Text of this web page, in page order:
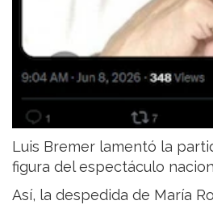
Luis Bremer lamentó la
figura del espectáculo
Así, la despedida de María